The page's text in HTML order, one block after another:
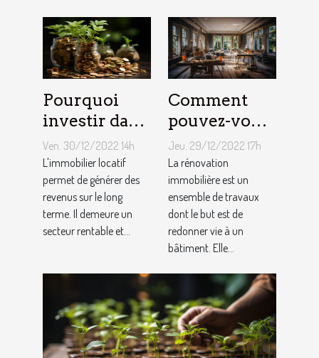
Pourquoi
investir dans
l'immobilier
?
Ven. 30/12/2022 14h
L'immobilier locatif
permet de générer des
revenus sur le long
terme. Il demeure un
secteur rentable et...
Comment
pouvez-vous
faire une
rénovation
immobilière
?
Jeu. 29/12/2022 17h
La rénovation
immobilière est un
ensemble de travaux
dont le but est de
redonner vie à un
bâtiment. Elle...